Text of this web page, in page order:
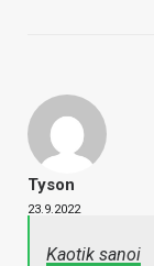
Tyson
23.9.2022
Kaotik sanoi